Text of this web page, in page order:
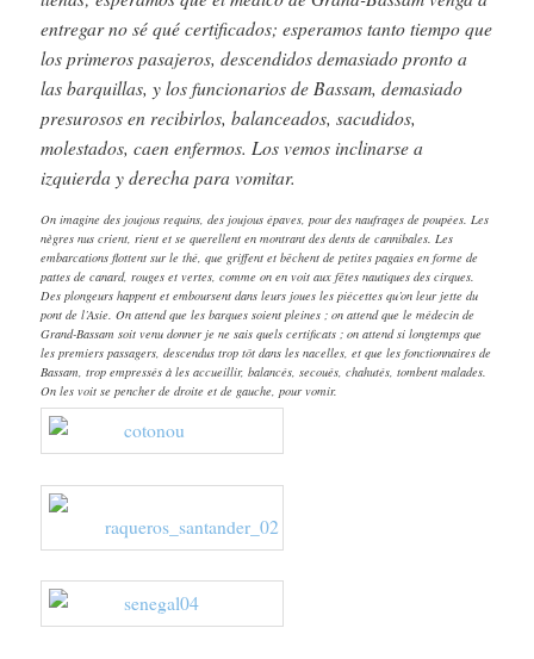
entregar no sé qué certificados; esperamos tanto tiempo que
los primeros pasajeros, descendidos demasiado pronto a
las barquillas, y los funcionarios de Bassam, demasiado
presurosos en recibirlos, balanceados, sacudidos,
molestados, caen enfermos. Los vemos inclinarse a
izquierda y derecha para vomitar.
On imagine des joujous requins, des joujous épaves, pour des naufrages de poupées. Les
nègres nus crient, rient et se querellent en montrant des dents de cannibales. Les
embarcations flottent sur le thé, que griffent et bêchent de petites pagaies en forme de
pattes de canard, rouges et vertes, comme on en voit aux fêtes nautiques des cirques.
Des plongeurs happent et emboursent dans leurs joues les piécettes qu’on leur jette du
pont de l’Asie. On attend que les barques soient pleines ; on attend que le médecin de
Grand-Bassam soit venu donner je ne sais quels certificats ; on attend si longtemps que
les premiers passagers, descendus trop tôt dans les nacelles, et que les fonctionnaires de
Bassam, trop empressés à les accueillir, balancés, secoués, chahutés, tombent malades.
On les voit se pencher de droite et de gauche, pour vomir.